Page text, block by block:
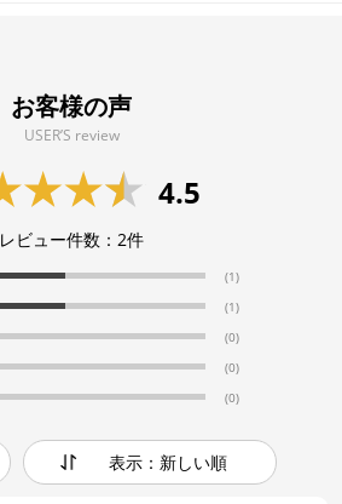
お客様の声
USER’S review
4.5
レビュー件数： 2件
(1)
(1)
(0)
(0)
(0)
表示：新しい順